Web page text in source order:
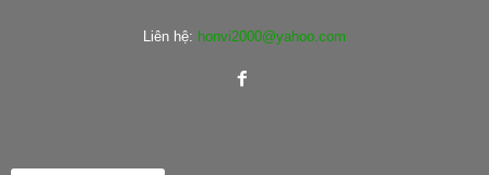
Liên hệ: honvi2000@yahoo.com